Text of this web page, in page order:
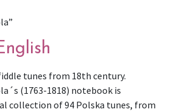
tunes from 18th century.
(1763-1818) notebook is
collection of 94 Polska tunes, from